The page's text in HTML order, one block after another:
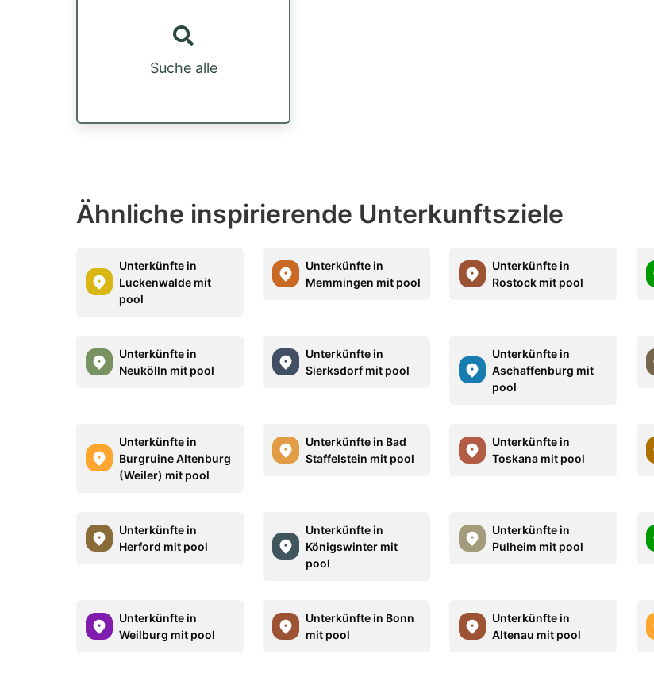
Suche alle
Ähnliche inspirierende Unterkunftsziele
Unterkünfte in
Luckenwalde mit
pool
Unterkünfte in
Memmingen mit pool
Unterkünfte in
Rostock mit pool
Unterkünfte in
Neukölln mit pool
Unterkünfte in
Sierksdorf mit pool
Unterkünfte in
Aschaffenburg mit
pool
Unterkünfte in
Burgruine Altenburg
(Weiler) mit pool
Unterkünfte in Bad
Staffelstein mit pool
Unterkünfte in
Toskana mit pool
Unterkünfte in
Herford mit pool
Unterkünfte in
Königswinter mit
pool
Unterkünfte in
Pulheim mit pool
Unterkünfte in
Weilburg mit pool
Unterkünfte in Bonn
mit pool
Unterkünfte in
Altenau mit pool